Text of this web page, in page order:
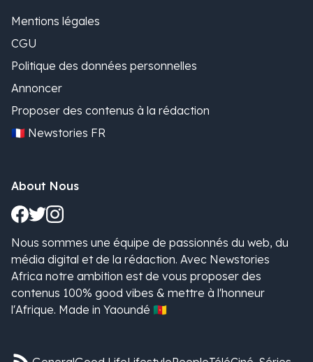
Mentions légales
CGU
Politique des données personnelles
Annoncer
Proposer des contenus à la rédaction
🇫🇷 Newstories FR
About Nous
Nous sommes une équipe de passionnés du web, du
média digital et de la rédaction. Avec Newstories
Africa notre ambition est de vous proposer des
contenus 100% good vibes & mettre à l'honneur
l'Afrique. Made in Yaoundé 🇨🇲